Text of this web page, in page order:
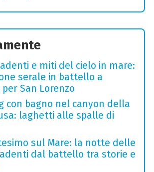
e miti del cielo in mare:
serale in battello a
per San Lorenzo
con bagno nel canyon della
laghetti alle spalle di
sul Mare: la notte delle
dal battello tra storie e